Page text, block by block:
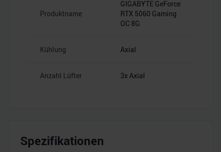
Produktname
GIGABYTE GeForce
RTX 5060 Gaming
OC 8G
Kühlung Axial
Anzahl Lüfter 3x Axial
Spezifikationen